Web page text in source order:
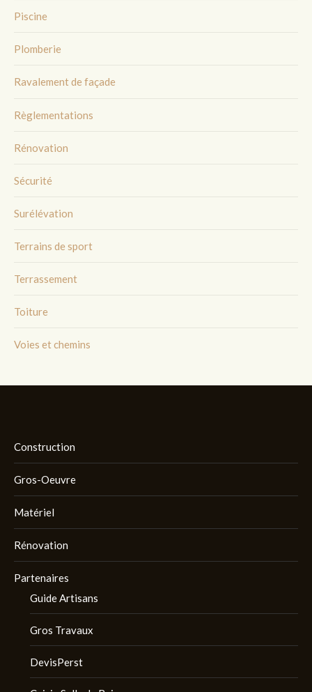
Piscine
Plomberie
Ravalement de façade
Règlementations
Rénovation
Sécurité
Surélévation
Terrains de sport
Terrassement
Toiture
Voies et chemins
Construction
Gros-Oeuvre
Matériel
Rénovation
Partenaires
Guide Artisans
Gros Travaux
DevisPerst